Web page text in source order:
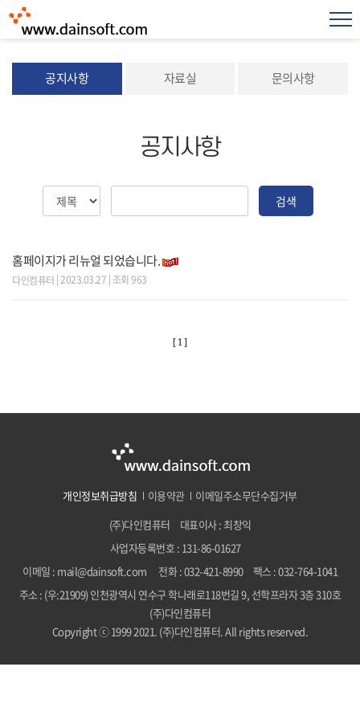
공지사항 자료실 문의사항
공지사항
검색
홈페이지가 리뉴얼 되었습니다.
다인컴퓨터 | 2023.03.27 | 조회 963
[ 1 ]
개인정보취급방침 이용약관
이메일주소무단수집거부
(주)다인컴퓨터
대표이사 : 최창익
사업자등록번호 : 131-86-01627
이메일 : mail@dainsoft.com 전화 :032-421-8990
팩스 : 032-764-1041
주소 : (우:21909) 인천광역시 연수구 학나래로118번길 9, 선학프라자 3층 310호
(주)다인컴퓨터
Copyright ⓒ 1999 2021. (주)다인컴퓨터. All rights reserved.